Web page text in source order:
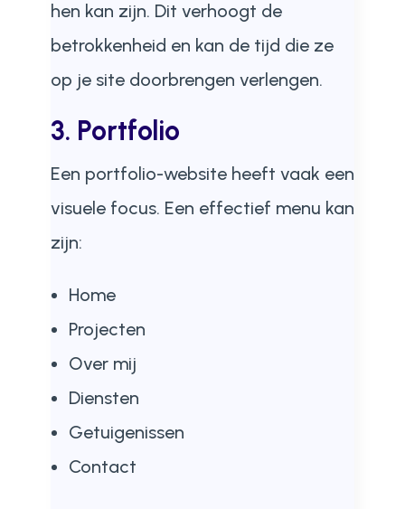
hen kan zijn. Dit verhoogt de
betrokkenheid en kan de tijd die ze
op je site doorbrengen verlengen.
3. Portfolio
Een portfolio-website heeft vaak een
visuele focus. Een effectief menu kan
zijn:
Home
Projecten
Over mij
Diensten
Getuigenissen
Contact